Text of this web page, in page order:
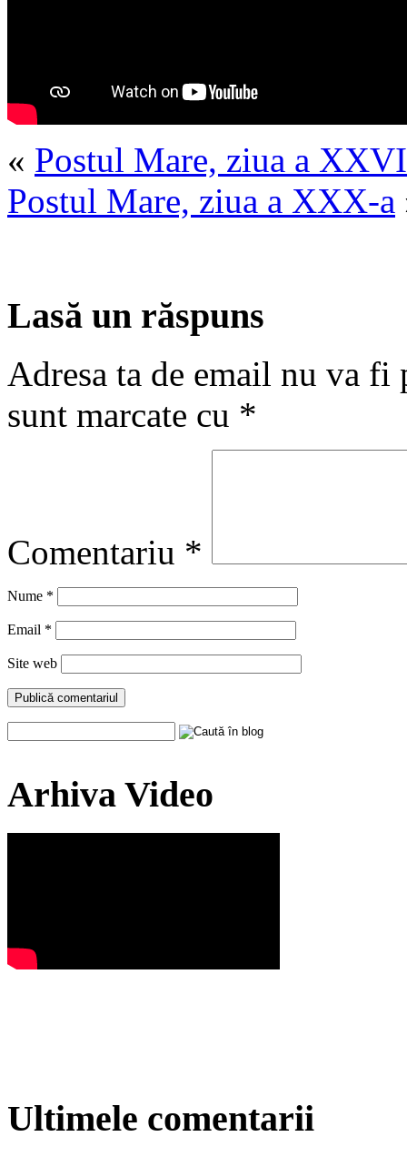
« Postul Mare, ziua a
Postul Mare, ziua a XXX-a
Lasă un răspuns
Adresa ta de email nu va fi
sunt marcate cu *
Comentariu *
Nume *
Email *
Site web
Arhiva Video
Ultimele comentarii